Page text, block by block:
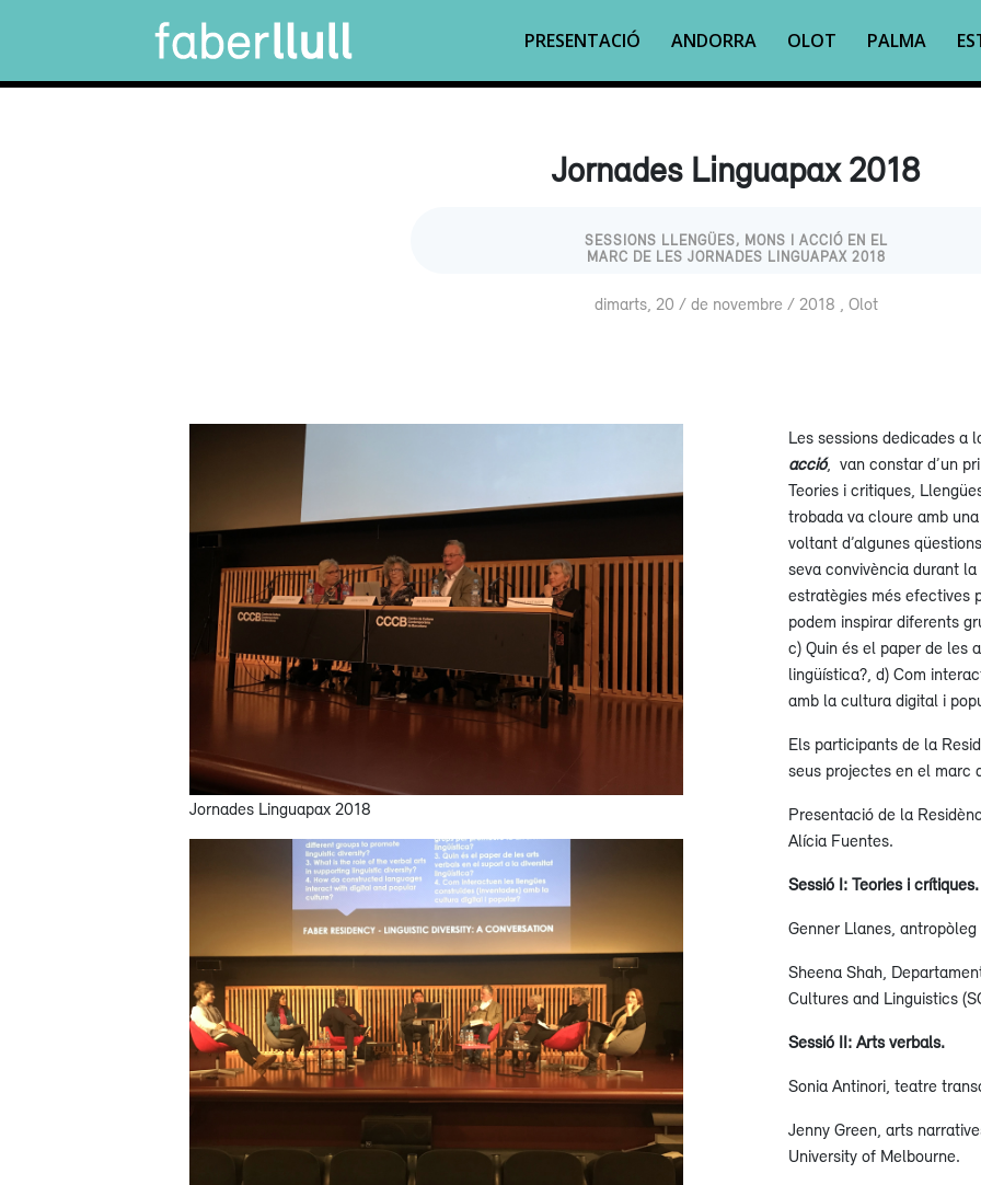
PRESENTACIÓ ANDORRA OLOT PALMA
Jornades Linguapax 2018
SESSIONS LLENGÜES, MONS I ACCIÓ EN EL
MARC DE LES JORNADES LINGUAPAX 2018
dimarts, 20 / de novembre / 2018 , Olot
Jornades Linguapax 2018
Les sessions dedicades a
acció, van constar d’un
Teories i critiques,
trobada va cloure amb
voltant d’algunes
seva convivència durant
estratègies més efectives
podem inspirar diferents
c) Quin és el paper de les
lingüística?, d) Com
amb la cultura digital i
Els participants de la
seus projectes en el marc
Presentació de la
Alícia Fuentes.
Sessió I: Teories i
Genner Llanes,
Sheena Shah,
Cultures and Linguistics
Sessió II: Arts verbals.
Sonia Antinori, teatre
Jenny Green, arts
University of Melbourne.